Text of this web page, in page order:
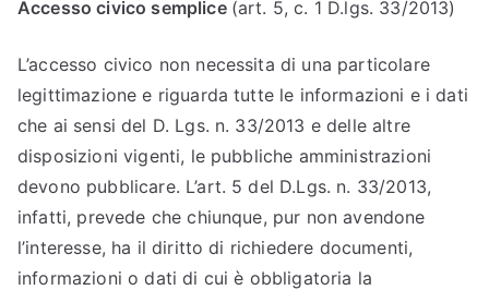
Accesso civico semplice (art. 5, c. 1 D.lgs. 33/2013)
L’accesso civico non necessita di una particolare
legittimazione e riguarda tutte le informazioni e i dati
che ai sensi del D. Lgs. n. 33/2013 e delle altre
disposizioni vigenti, le pubbliche amministrazioni
devono pubblicare. L’art. 5 del D.Lgs. n. 33/2013,
infatti, prevede che chiunque, pur non avendone
l’interesse, ha il diritto di richiedere documenti,
informazioni o dati di cui è obbligatoria la